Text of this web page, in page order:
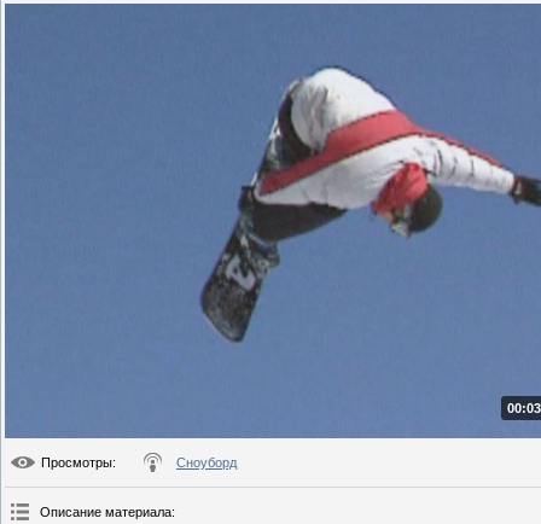
Просмотры: Сноуборд
Описание материала: